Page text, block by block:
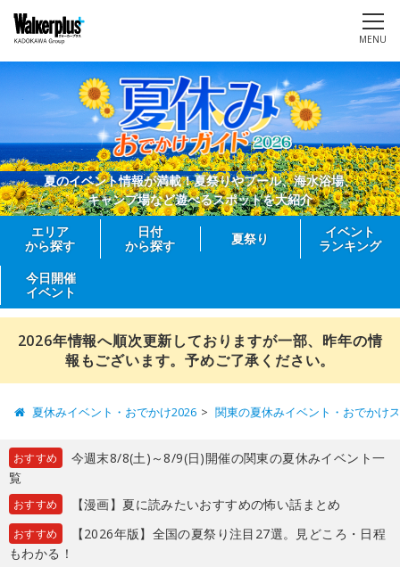
MENU
夏のイベント情報が満載！夏祭りやプール、海水浴場、
キャンプ場など遊べるスポットを大紹介
エリア
から探す
日付
から探す
夏祭り
イベント
ランキング
今日開催
イベント
2026年情報へ順次更新しておりますが一部、昨年の情
報もございます。予めご了承ください。
夏休みイベント・おでかけ2026 関東の夏休みイベント・おでかけ
おすすめ
今週末8/8(土)～8/9(日)開催の関東の夏休みイベント一
覧
おすすめ 【漫画】夏に読みたいおすすめの怖い話まとめ
おすすめ
【2026年版】全国の夏祭り注目27選。見どころ・日程
もわかる！